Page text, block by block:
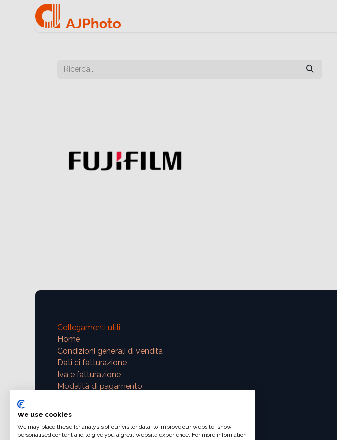
Collegamenti utili
Home
Condizioni generali di vendita
Dati di fatturazione
Iva e fatturazione
Modalità di pagamento
support@ajphoto.eu
We use cookies
We may place these for analysis of our visitor data, to improve our website, show
personalised content and to give you a great website experience. For more information